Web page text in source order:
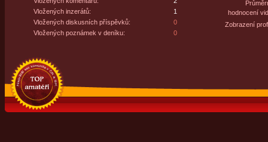
Vložených inzerátů:
1
Vložených diskusních příspěvků:
0
Vložených poznámek v deníku:
0
hodnocení
Zobrazení